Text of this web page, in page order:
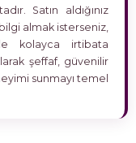
Satın aldığınız
almak isterseniz,
kolayca irtibata
şeffaf, güvenilir
sunmayı temel